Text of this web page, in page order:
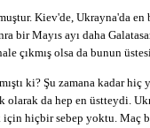
Kiev'de, Ukrayna'da
bir Mayıs ayı daha
çıkmış olsa da bunun
ki? Şu zamana kadar
da hep en üstteydi.
için hiçbir sebep yoktu.